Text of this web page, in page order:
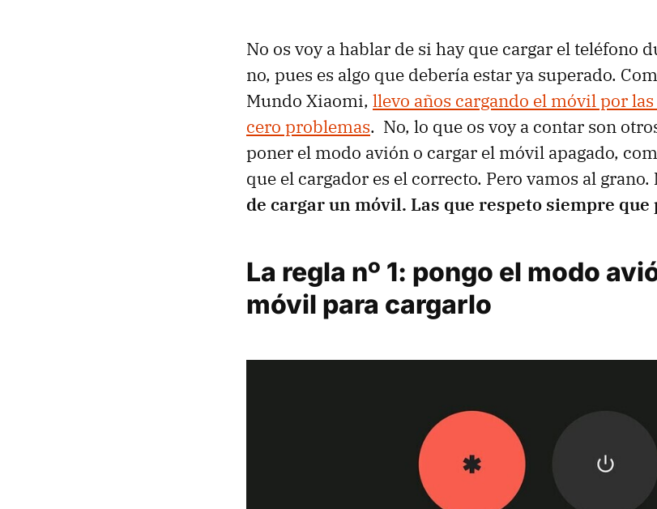
No os voy a hablar de si hay que cargar el teléfono
no, pues es algo que debería estar ya superado.
Mundo Xiaomi, llevo años cargando el móvil por
cero problemas. No, lo que os voy a contar son
poner el modo avión o cargar el móvil apagado,
que el cargador es el correcto. Pero vamos al grano.
de cargar un móvil. Las que respeto siempre que
La regla nº 1: pongo el modo
móvil para cargarlo